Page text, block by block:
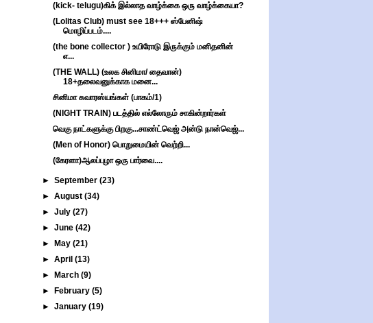
(kick- telugu)கிக் இல்லாத வாழ்க்கை ஒரு வாழ்க்கையா?
(Lolitas Club) must see 18+++ ஸ்பேனிஷ்
மொழிப்படம்....
(the bone collector ) உயிரோடு இருக்கும் மனிதனின்
எ...
(THE WALL) (உலக சினிமா/ தைவான்)
18+தலைவனுக்காக மனை...
சினிமா சுவாரஸ்யங்கள் (பாகம்/1)
(NIGHT TRAIN) படத்தில் எல்லோரும் சாகின்றார்கள்
வெகு நாட்களுக்கு பிறகு...சாண்ட்வெஜ் அன்டு நான்வெஜ்...
(Men of Honor) பொறுமையின் வெற்றி...
(கேரளா)ஆலப்புழா ஒரு பார்வை....
►September(23)
►August(34)
►July(27)
►June(42)
►
May(21)
►April(13)
►
March(9)
►
February(5)
►January(19)